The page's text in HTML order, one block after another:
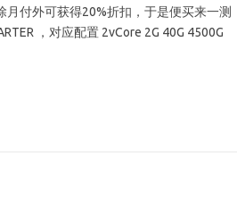
月付外可获得20%折扣，于是便买来一测
，对应配置 2vCore 2G 40G 4500G